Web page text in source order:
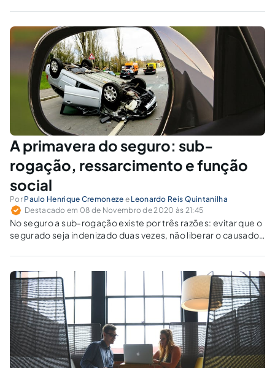
acidente, tanto para os infectados dentro quanto fora do
ambiente de trabalho.
A primavera do seguro: sub-
rogação, ressarcimento e função
social
Por Paulo Henrique Cremoneze e Leonardo Reis Quintanilha
Destacado em 08 de Novembro de 2020 às 21:45
No seguro a sub-rogação existe por três razões: evitar que o
segurado seja indenizado duas vezes, não liberar o causador
vítima — e salvaguardar o fundo do mútuo. A sub-rogação
não transfere ônus ao segurador.